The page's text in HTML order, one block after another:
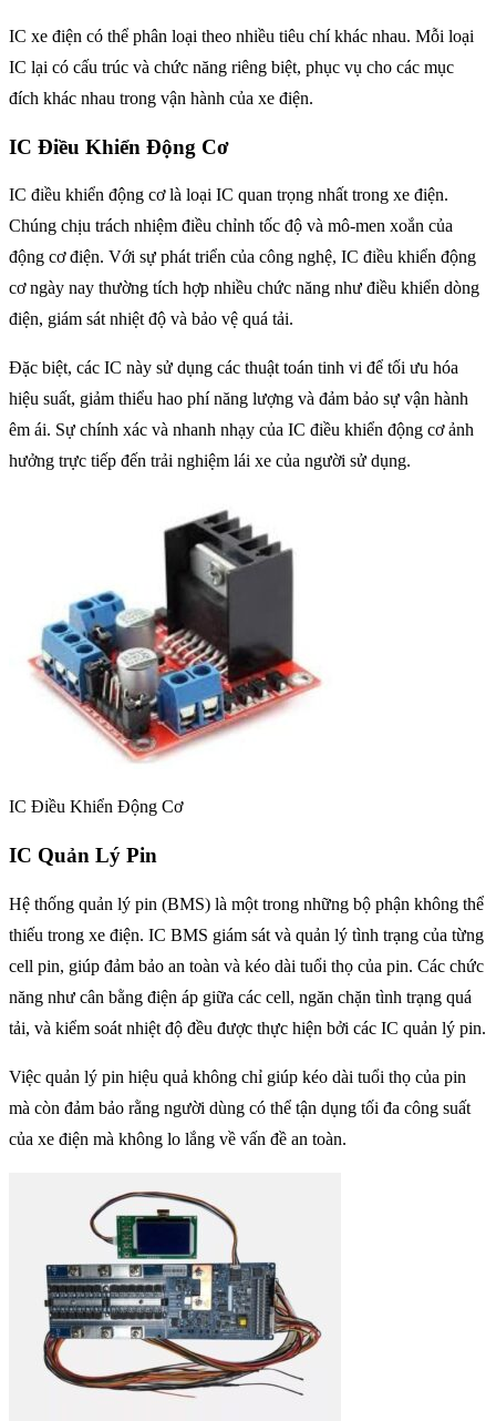
IC xe điện có thể phân loại theo nhiều tiêu chí khác nhau. Mỗi loại
IC lại có cấu trúc và chức năng riêng biệt, phục vụ cho các mục
đích khác nhau trong vận hành của xe điện.
IC Điều Khiển Động Cơ
IC điều khiển động cơ là loại IC quan trọng nhất trong xe điện.
Chúng chịu trách nhiệm điều chỉnh tốc độ và mô-men xoắn của
động cơ điện. Với sự phát triển của công nghệ, IC điều khiển động
cơ ngày nay thường tích hợp nhiều chức năng như điều khiển dòng
điện, giám sát nhiệt độ và bảo vệ quá tải.
Đặc biệt, các IC này sử dụng các thuật toán tinh vi để tối ưu hóa
hiệu suất, giảm thiểu hao phí năng lượng và đảm bảo sự vận hành
êm ái. Sự chính xác và nhanh nhạy của IC điều khiển động cơ ảnh
hưởng trực tiếp đến trải nghiệm lái xe của người sử dụng.
IC Điều Khiển Động Cơ
IC Quản Lý Pin
Hệ thống quản lý pin (BMS) là một trong những bộ phận không thể
thiếu trong xe điện. IC BMS giám sát và quản lý tình trạng của từng
cell pin, giúp đảm bảo an toàn và kéo dài tuổi thọ của pin. Các chức
năng như cân bằng điện áp giữa các cell, ngăn chặn tình trạng quá
tải, và kiểm soát nhiệt độ đều được thực hiện bởi các IC quản lý pin.
Việc quản lý pin hiệu quả không chỉ giúp kéo dài tuổi thọ của pin
mà còn đảm bảo rằng người dùng có thể tận dụng tối đa công suất
của xe điện mà không lo lắng về vấn đề an toàn.